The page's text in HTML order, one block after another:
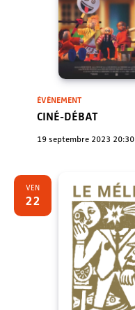
ÉVÈNEMENT
CINÉ-DÉBAT
19 septembre 2023 20:30
VEN
22